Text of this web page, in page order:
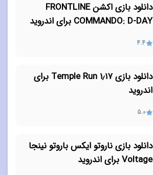
دانلود بازی اکشن FRONTLINE
COMMANDO: D-DAY برای اندروید
4.4
دانلود بازی ۱٫۱۷ Temple Run برای
اندروید
5.0
دانلود بازی ناروتو ایکس باروتو نینجا
Voltage برای اندروید